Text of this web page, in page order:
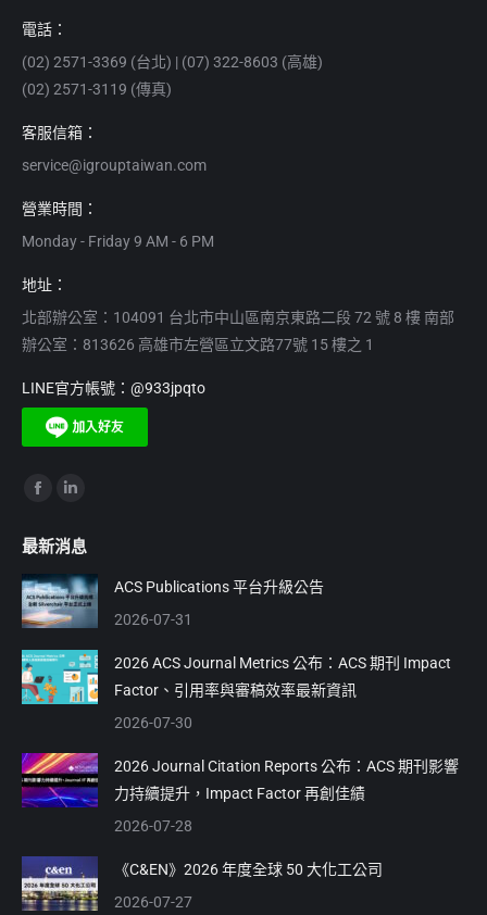
powered by
powered by
powered by
電話：
(02) 2571-3369 (台北) | (07) 322-8603 (高雄)
(02) 2571-3119 (傳真)
客服信箱：
service@igrouptaiwan.com
營業時間：
Monday - Friday 9 AM - 6 PM
地址：
北部辦公室：104091 台北市中山區南京東路二段 72 號 8 樓 南部
辦公室：813626 高雄市左營區立文路77號 15 樓之 1
LINE官方帳號：@933jpqto
Find us on:
opens
in
new
opens
in
new
最新消息
ACS Publications 平台升級公告
2026-07-31
2026 ACS Journal Metrics 公布：ACS 期刊 Impact
Factor、引用率與審稿效率最新資訊
2026-07-30
2026 Journal Citation Reports 公布：ACS 期刊影響
力持續提升，Impact Factor 再創佳績
2026-07-28
《C&EN》2026 年度全球 50 大化工公司
2026-07-27